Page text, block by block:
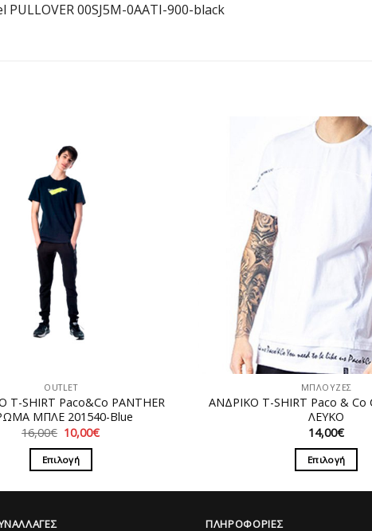
00SJ5M-0AATI-900-black
OUTLET
T-SHIRT Paco&Co PANTHER
ΜΠΛΕ 201540-Blue
16,00€ Original
price
was:
16,00€.
10,00€Η
Επιλογή
ΜΠΛΟΥΖΕΣ
ΑΝΔΡΙΚΟ T-SHIRT Paco & Co
ΛΕΥΚΟ
14,00€
Επιλογή
ΠΛΗΡΟΦΟΡΙΕΣ